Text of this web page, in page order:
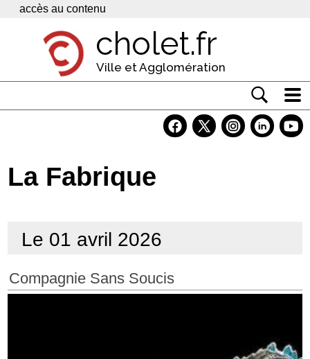
Panneau de gestion des cookies
accès au contenu
cholet.fr
Ville et Agglomération
Economie
Contacts
La Fabrique
Le 01 avril 2026
Compagnie Sans Soucis